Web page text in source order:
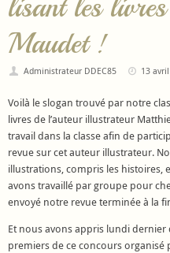
lisant les
Maudet !
Administrateur DDEC85 13
Voilà le slogan trouvé par notre
livres de l’auteur illustrateur
travail dans la classe afin de
revue sur cet auteur illustrateur.
illustrations, compris les histoires,
avons travaillé par groupe pour
envoyé notre revue terminée à la
Et nous avons appris lundi
premiers de ce concours organisé